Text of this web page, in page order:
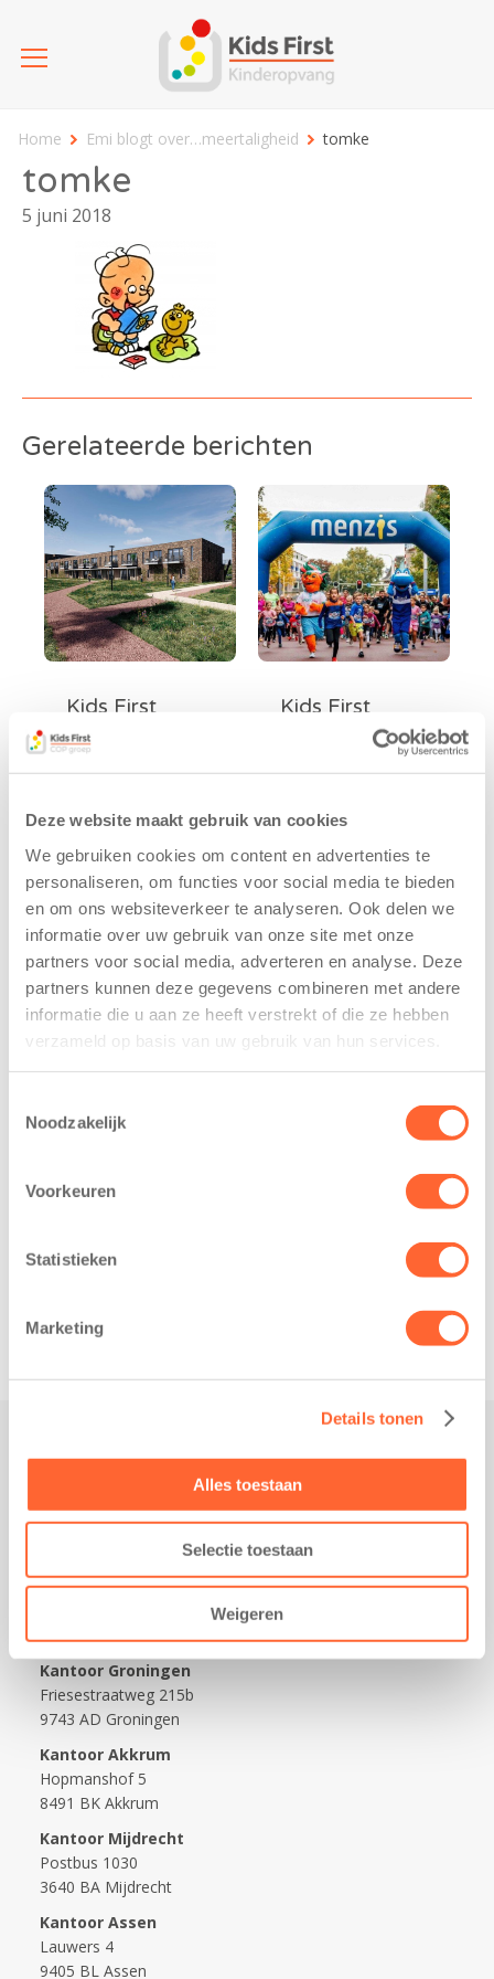
Deze website maakt gebruik van cookies
We gebruiken cookies om content en advertenties te
personaliseren, om functies voor social media te bieden
en om ons websiteverkeer te analyseren. Ook delen we
informatie over uw gebruik van onze site met onze
partners voor social media, adverteren en analyse. Deze
partners kunnen deze gegevens combineren met andere
informatie die u aan ze heeft verstrekt of die ze hebben
verzameld op basis van uw gebruik van hun services.
Noodzakelijk
Voorkeuren
Statistieken
Marketing
Details tonen
Alles toestaan
Selectie toestaan
Weigeren
Home Emi blogt over…meertaligheid tomke
tomke
5 juni 2018
Gerelateerde berichten
Kids First
tekent
koopcontract
voor nieuw
wijk Wiarda in
Leeuwarden
11 juni 2026
Leeuwarden –
Kids First
Kinderopvang
heeft een
belangrijke stap
gezet voor de
nieuw
Leeuwarden Zuid.
Kids First
naamsponsor
van de Mini 4
Menzis 4 Mijl
van Groningen
13 mei 2026
De jongste
deelnemers van
het grootste
loopfeest van
Noord-Nederland
staan dit jaar
Kinderopvang is
Werken bij Kids First
Nieuws over Kids First
Wijzigen opvangcontract
Opzeggen opvangcontract
Contact
Kantoor Groningen
Friesestraatweg 215b
9743 AD Groningen
Kantoor Akkrum
Hopmanshof 5
8491 BK Akkrum
Kantoor Mijdrecht
Postbus 1030
3640 BA Mijdrecht
Kantoor Assen
Lauwers 4
9405 BL Assen